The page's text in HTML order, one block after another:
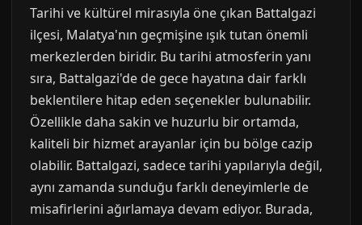
Tarihi ve kültürel mirasıyla öne çıkan Battalgazi
ilçesi, Malatya'nın geçmişine ışık tutan önemli
merkezlerden biridir. Bu tarihi atmosferin yanı
sıra, Battalgazi'de de gece hayatına dair farklı
beklentilere hitap eden seçenekler bulunabilir.
Özellikle daha sakin ve huzurlu bir ortamda,
kaliteli bir hizmet arayanlar için bu bölge cazip
olabilir. Battalgazi, sadece tarihi yapılarıyla değil,
aynı zamanda sunduğu farklı deneyimlerle de
misafirlerini ağırlamaya devam ediyor. Burada,